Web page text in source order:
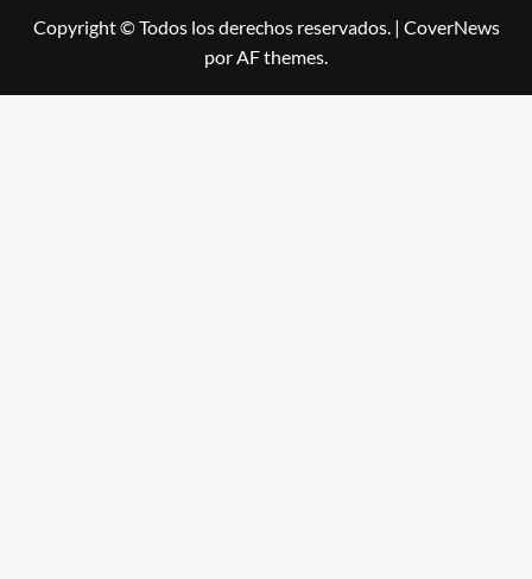
Copyright © Todos los derechos reservados. | CoverNews
por AF themes.